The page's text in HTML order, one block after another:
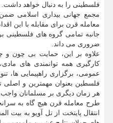
فلسطینی را به دنبال خواهد داشت.
مجمع جهانی بیداری اسلامی
معامله قرن برای مقابله با این
جانبه تمامی گروه های فلسطینی
ضروری می داند.
علاوه بر این، حمایت بی چون
كارگیری همه توانمندی های
عمومی، برگزاری راهپیمایی ها،
فلسطین بعنوان مهمترین و اصلی
هر زمان دیگری بر مسلمانان
طرح معامله قرن هیچ گاه به
انتقال پایتخت از تل آویو به